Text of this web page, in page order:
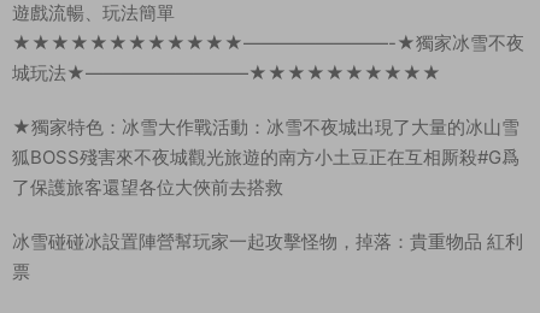
遊戲流暢、玩法簡單
★★★★★★★★★★★★————————-★獨家冰雪不夜
城玩法★—————————★★★★★★★★★★
★獨家特色：冰雪大作戰活動：冰雪不夜城出現了大量的冰山雪
狐BOSS殘害來不夜城觀光旅遊的南方小土豆正在互相厮殺#G爲
了保護旅客還望各位大俠前去搭救
冰雪碰碰冰設置陣營幫玩家一起攻擊怪物，掉落：貴重物品 紅利
票